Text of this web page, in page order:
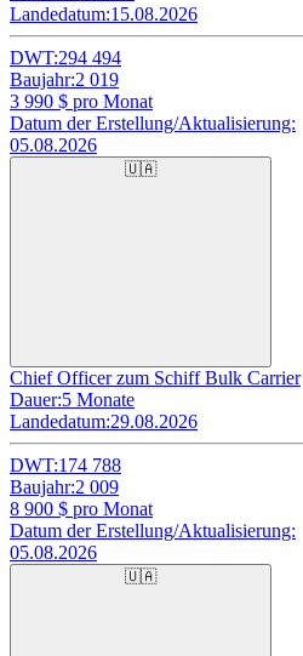
Landedatum:15.08.2026
DWT:294 494
Baujahr:2 019
3 990 $ pro Monat
Datum der Erstellung/Aktualisierung:
05.08.2026
🇺🇦
Chief Officer zum Schiff Bulk Carrier
Dauer:5 Monate
Landedatum:29.08.2026
DWT:174 788
Baujahr:2 009
8 900 $ pro Monat
Datum der Erstellung/Aktualisierung:
05.08.2026
🇺🇦